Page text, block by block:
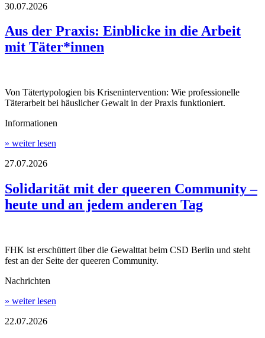
30.07.2026
Aus der Praxis: Einblicke in die Arbeit
mit Täter*innen
Von Tätertypologien bis Krisenintervention: Wie professionelle
Täterarbeit bei häuslicher Gewalt in der Praxis funktioniert.
Informationen
» weiter lesen
27.07.2026
Solidarität mit der queeren Community –
heute und an jedem anderen Tag
FHK ist erschüttert über die Gewalttat beim CSD Berlin und steht
fest an der Seite der queeren Community.
Nachrichten
» weiter lesen
22.07.2026